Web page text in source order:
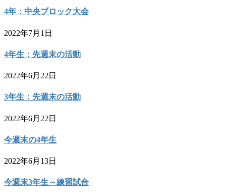
4年：中央ブロック大会
2022年7月1日
4年生：先週末の活動
2022年6月22日
3年生：先週末の活動
2022年6月22日
今週末の4年生
2022年6月13日
今週末3年生～練習試合